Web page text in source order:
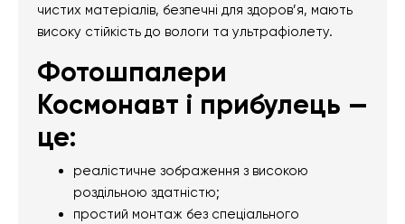
чистих матеріалів, безпечні для здоров’я, мають
високу стійкість до вологи та ультрафіолету.
Фотошпалери
Космонавт і прибулець —
це:
реалістичне зображення з високою
роздільною здатністю;
простий монтаж без спеціального